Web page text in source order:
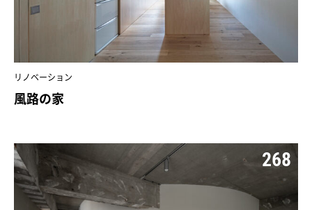
リノベーション
風路の家
268